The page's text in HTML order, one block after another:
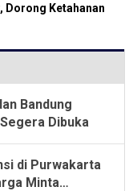
Dorong Ketahanan
Bandung
Dibuka
di Purwakarta
Minta